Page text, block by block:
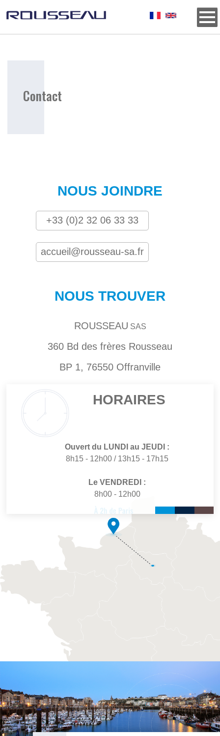
Titre
E9ECF2
Contact
NOUS JOINDRE
+33 (0)2 32 06 33 33
accueil@rousseau-sa.fr
NOUS TROUVER
ROUSSEAU SAS
360 Bd des frères Rousseau
BP 1, 76550 Offranville
HORAIRES
Ouvert du LUNDI au JEUDI :
8h15 - 12h00 / 13h15 - 17h15
Le VENDREDI :
8h00 - 12h00